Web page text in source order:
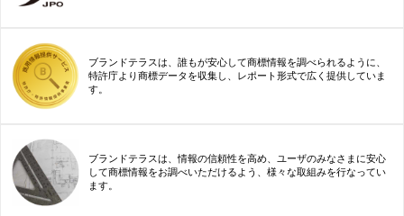
ブランドテラスは、誰もが安心して商標情報を調べられるように、
特許庁より商標データを収集し、レポート形式で広く提供していま
す。
ブランドテラスは、情報の信頼性を高め、ユーザのみなさまに安心
して商標情報をお調べいただけるよう、様々な取組みを行なってい
ます。